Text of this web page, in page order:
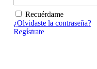
Recuérdame
¿Olvidaste la contraseña?
Regístrate